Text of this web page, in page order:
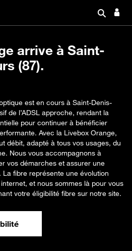
arrive à Saint-
(87).
est en cours à Saint-Denis-
de l’ADSL approche, rendant la
pour continuer à bénéficier
Avec la Livebox Orange,
débit, adapté à tous vos usages, du
Nous vous accompagnons à
vos démarches et assurer une
fibre représente une évolution
et nous sommes là pour vous
votre éligibilité fibre sur notre site.